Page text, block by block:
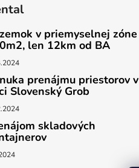
v priemyselnej zóne
len 12km od BA
prenájmu priestorov v
Slovenský Grob
skladových